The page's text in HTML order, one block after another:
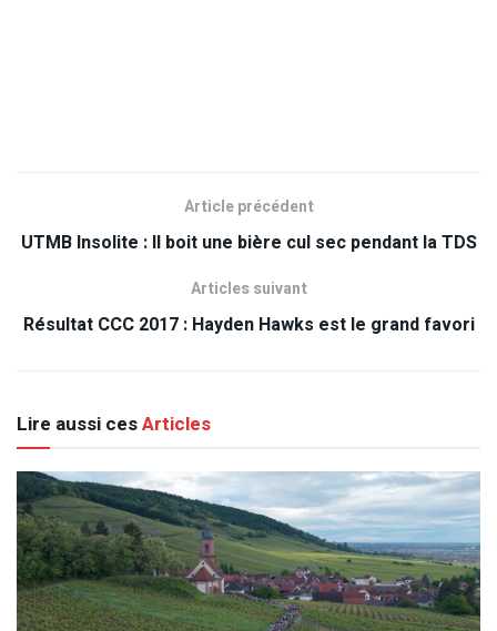
Article précédent
UTMB Insolite : Il boit une bière cul sec pendant la TDS
Articles suivant
Résultat CCC 2017 : Hayden Hawks est le grand favori
Lire aussi cesArticles